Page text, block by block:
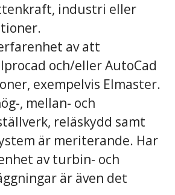
industri eller
av att
och/eller AutoCad
exempelvis Elmaster.
, mellan- och
reläskydd samt
är meriterande. Har
av turbin- och
är även det